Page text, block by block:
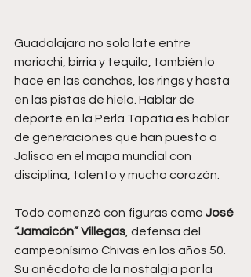
Guadalajara no solo late entre
mariachi, birria y tequila, también lo
hace en las canchas, los rings y hasta
en las pistas de hielo. Hablar de
deporte en la Perla Tapatía es hablar
de generaciones que han puesto a
Jalisco en el mapa mundial con
disciplina, talento y mucho corazón.
Todo comenzó con figuras como José
“Jamaicón” Villegas, defensa del
campeonísimo Chivas en los años 50.
Su anécdota de la nostalgia por la